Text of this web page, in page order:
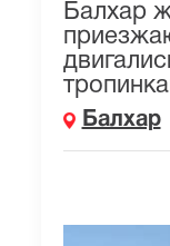
Балхар
Балхар